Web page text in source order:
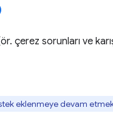
çerez sorunları ve
eklenmeye devam